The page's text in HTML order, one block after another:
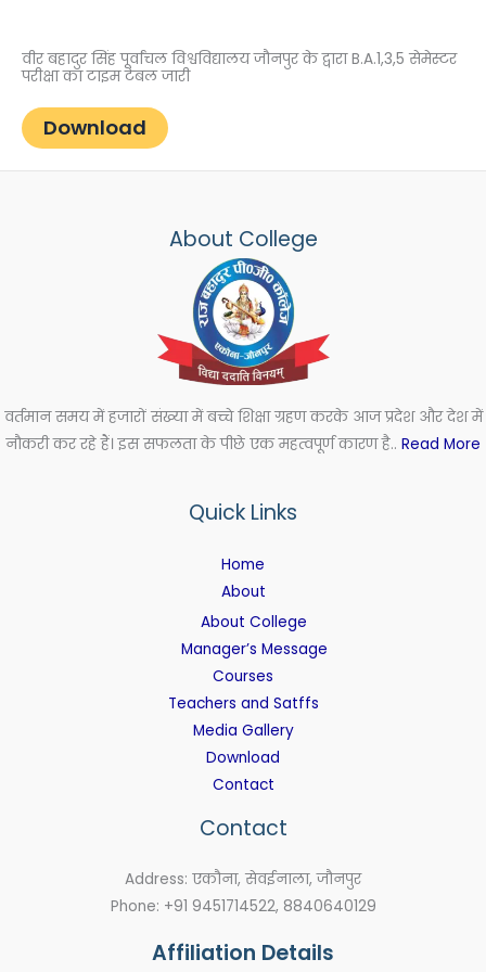
वीर बहादुर सिंह पूर्वांचल विश्वविद्यालय जौनपुर के द्वारा B.A.1,3,5 सेमेस्टर
परीक्षा का टाइम टेबल जारी
Download
About College
वर्तमान समय में हजारों संख्या में बच्चे शिक्षा ग्रहण करके आज प्रदेश और देश में
नौकरी कर रहे हैं। इस सफलता के पीछे एक महत्वपूर्ण कारण है.. Read More
Quick Links
Home
About
About College
Manager’s Message
Courses
Teachers and Satffs
Media Gallery
Download
Contact
Contact
Address: एकौना, सेवईनाला, जौनपुर
Phone: +91 9451714522, 8840640129
Affiliation Details